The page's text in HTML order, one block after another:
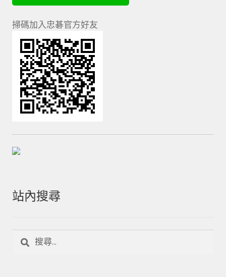
掃碼加入忠碁官方好友
站內搜尋